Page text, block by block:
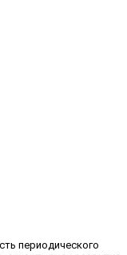
периодического